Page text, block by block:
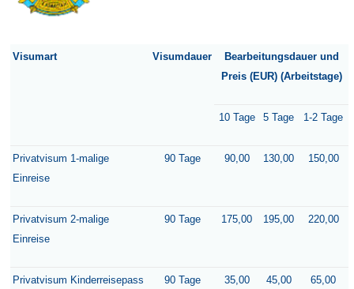
Visumart Visumdauer
Bearbeitungsdauer und
Preis (EUR) (Arbeitstage)
10 Tage 5 Tage 1-2 Tage
Privatvisum 1-malige
Einreise
90 Tage 90,00 130,00 150,00
Privatvisum 2-malige
Einreise
90 Tage 175,00 195,00 220,00
Privatvisum Kinderreisepass
90 Tage 35,00 45,00 65,00